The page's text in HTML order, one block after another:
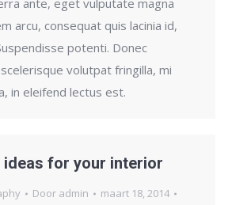
ante, eget vulputate magna
arcu, consequat quis lacinia id,
potenti. Donec
volutpat fringilla, mi
in eleifend lectus est.
ideas for your interior
Door admin
maart 18, 2014